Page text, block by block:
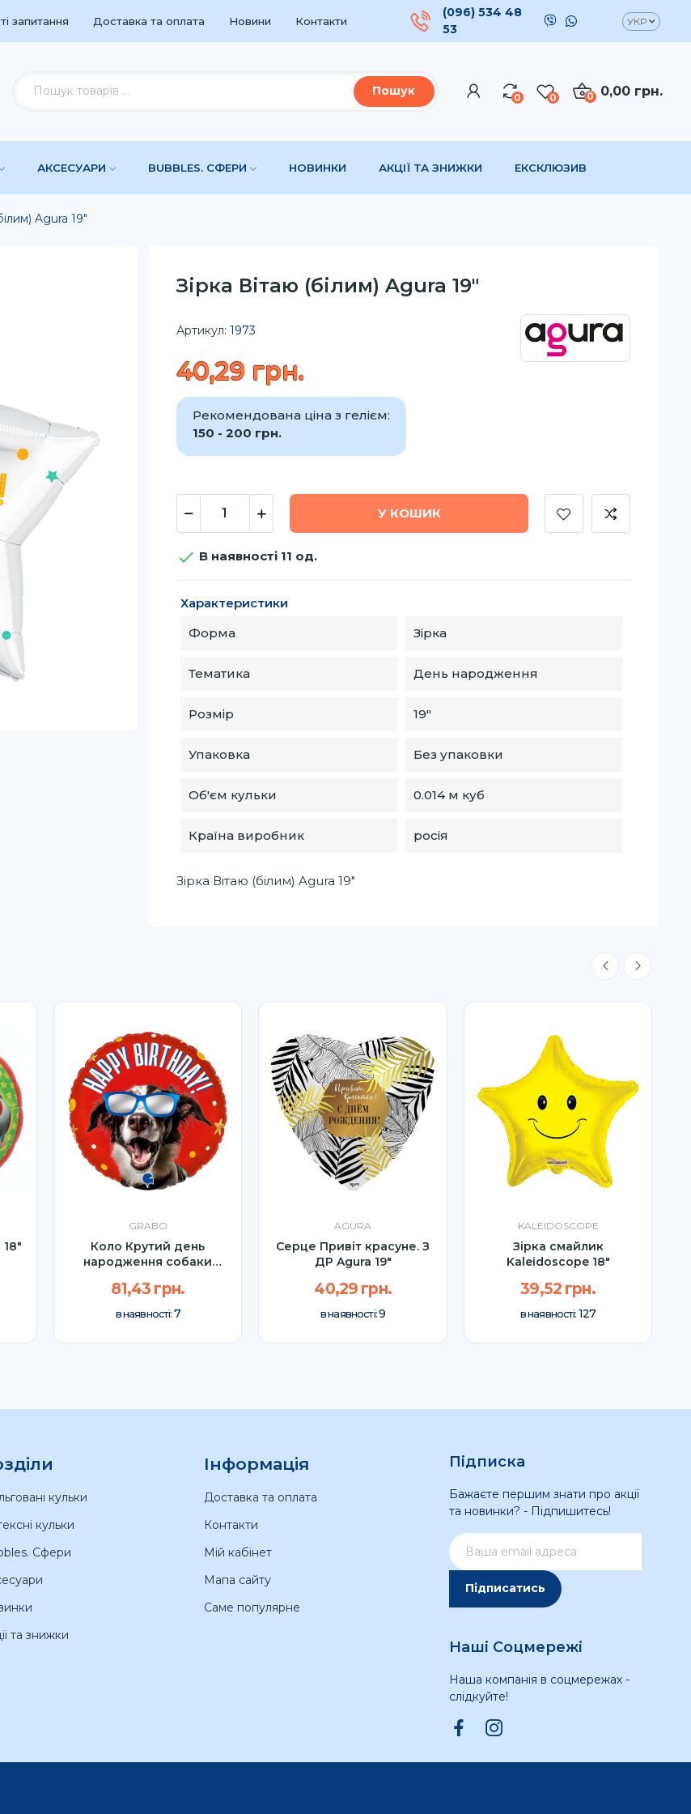
запитання Доставка та оплата Новини Контакти
(096) 534 48
53
УКР
Пошук 0 0 0,00 грн.
0
АКСЕСУАРИ BUBBLES. СФЕРИ НОВИНКИ АКЦІЇ ТА ЗНИЖКИ ЕКСКЛЮЗИВ
Agura 19"
Зірка Вітаю (білим) Agura 19"
Артикул: 1973
40,29 грн.
Рекомендована ціна з гелієм:
150 - 200 грн.
У КОШИК
 В наявності 11 од.
Характеристики
Форма
Зірка
Тематика День народження
Розмір 19″
Упаковка Без упаковки
Об'єм кульки 0.014 м куб
Країна виробник росія
Зірка Вітаю (білим) Agura 19"
GRABO
Коло Крутий день
народження собаки
81,43 грн.
в наявності: 7
AGURA
Серце Привіт красуне. З
ДР Agura 19"
40,29 грн.
в наявності:9
KALEIDOSCOPE
Зірка смайлик
Kaleidoscope 18″
39,52 грн.
в наявності: 127
кульки
кульки
Сфери
та знижки
Інформація
Доставка та оплата
Контакти
Мій кабінет
Мапа сайту
Саме популярне
Підписка
Бажаєте першим знати про акції
та новинки? - Підпишитесь!
Підписатись
Наші Соцмережі
Наша компанія в соцмережах -
слідкуйте!